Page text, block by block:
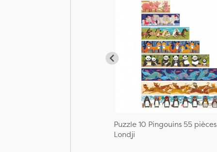
Puzzle 10 Pingouins 55 pièces
Londji